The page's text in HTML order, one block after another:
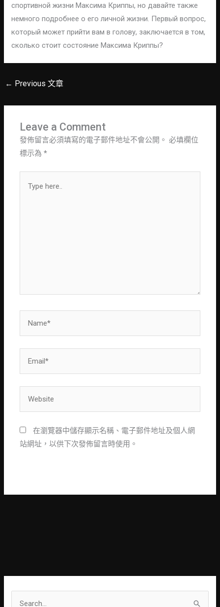
спортивной жизни Максима Криппы, но давайте также
немного подробнее о его личной жизни. Первый вопрос,
который может прийти вам в голову, заключается в том,
сколько стоит состояние Максима Криппы?
← Previous 文章
Leave a Comment
發佈留言必須填寫的電子郵件地址不會公開。 必填欄位
標示為*
here..
在瀏覽器中儲存顯示名稱、電子郵件地址及個人網
站網址，以供下次發佈留言時使用。